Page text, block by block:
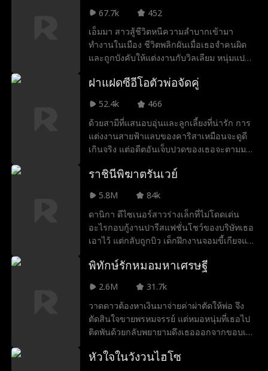
ด้วยกันได้หรือไม่ ความรักจะชนะทุกสิ่งหรือ
เปล่า?
ตกนรกยิ่งกว่าเดิม
67.7k
452
เอ็มมา สาวสู้ชีวิตหนีความลำบากเข้ามา
ทำงานในเมือง ชีวิตพลิกผันเมื่อเธอจำคนผิด
และถูกบังคับให้แต่งงานกับวิลเลียม หนุ่มแปลก
วิงคอร์ป ทั้งคู่ตั้งใจจะรีบหย่ากัน แต่กลับ
พิสูจน์ความรักและปกป้องบริษัทไม่ให้ตกอยู่ใน
มือคนชั่ว เอ็มมาและวิลเลียมต้องร่วมกันฝ่าฟัน
อุปสรรคและศัตรูมากมายที่ขวางทางรักของ
พวกเขา
ฝาแฝดซีอีโอตัวพ่อจัดคู่
52.4k
466
ด้วยสามีที่แสนอบอุ่นและลูกเลี้ยงที่น่ารัก การ
แต่งงานสายฟ้าแลบของคาริสาเหมือนจะดูดี
เกินจริง แต่อดีตอันเจ็บปวดของเธอจะตามมา
ตาเหลือเกิน?
ราชินีพิฆาตรันเวย์
5.8M
84k
ดานิกา ดีไซเนอร์สาวร่างเล็กที่ไม่โดดเด่น
อะไรกอบกู้งานปารีสแฟชั่นโชว์ของบริษัทเธอ
เอาไว้ แต่กลับถูกบิว เด็กฝึกงานจอมขี้เกียจแต่
นิกาถูกลูกสาวของหัวหน้าจอมกระหายอำนาจ
นิกาไป เธอกลับได้เปล่งประกายที่สุดใน
ศตวรรษและมุ่งมั่นที่จะโชว์ทักษะการออกแบบ
ของเธอเพื่อทวงคืนตำแหน่งราชินีแห่งกูตูร์
ของเธอคืน
พิทักษ์รักหมอมหาเศรษฐี
2.6M
31.7k
วาดดาวต้องหาเงินมาจ่ายค่าผ่าตัดให้พ่อ จึง
ตัดสินใจขายพรหมจรรย์ แต่หมอหนุ่มที่เธอไป
ติดพันด้วยกลับพยายามดึงเธอออกจากขอบเหว
ร่วมกัน ดนัยภพกลับพบว่าตัวเองติดใจวาดดาว
หัวใจในวังวนไฮโซ